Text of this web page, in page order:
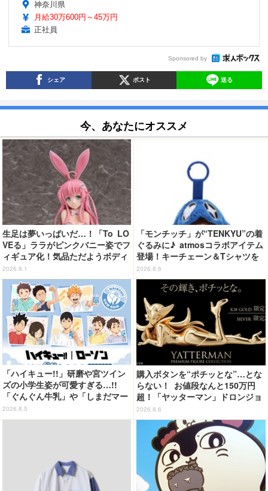
神奈川県
月給30万600円～45万円
正社員
Sponsored by
シェア ポスト 送る
今、あなたにオススメ
生足は夢いっぱいだ…！「To LO
VEる」ララがピンクバニー姿でフ
ィギュア化！気品ただようボディ
に注目
2026.8.1
「モンチッチ」が“TENKYU”の着
ぐるみに♪ atmosコラボアイテム
登場！キーチェーン＆Tシャツを
展開
2026.8.6
「ハイキュー!!」研磨や宮ツイン
ズの小学生姿が可愛すぎる…!!
「ぐんぐん牛乳」や「しまだマー
ト」デザインのグッズも!? ロー
ソン限定グッズが登場！
2026.8.5
購入ボタンを“ポチッとな”…とな
らない！ お値段なんと150万円
超！「ヤッターマン」ドロンジョ
様が黄金の輝きをまといミニフィ
ギュア化 ヤッターワン&おだてブ
2026.8.6